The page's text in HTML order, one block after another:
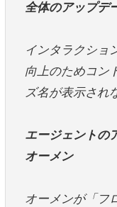
全体のアップデ
インタラクショ
向上のためコン
ズ名が表示され
エージェントの
オーメン
オーメンが「フ